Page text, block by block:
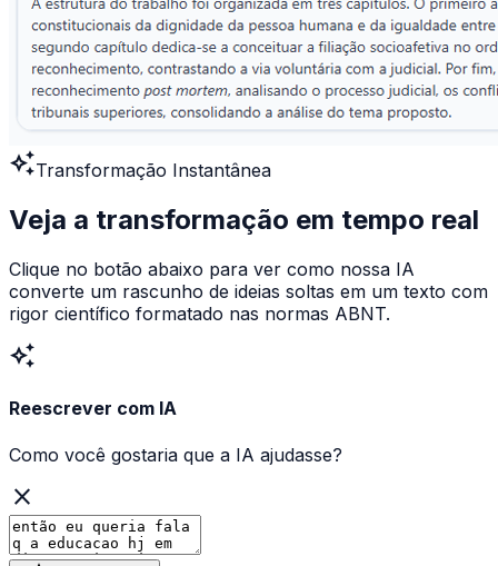
auto_awesomeTransformação Instantânea
Veja a transformação em tempo real
Clique no botão abaixo para ver como nossa IA
converte um rascunho de ideias soltas em um texto com
rigor científico formatado nas normas ABNT.
auto_awesome
Reescrever com IA
Como você gostaria que a IA ajudasse?
close